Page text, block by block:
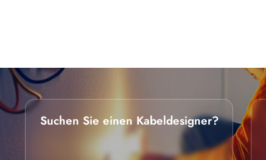
Suchen Sie einen Kabeldesigner?